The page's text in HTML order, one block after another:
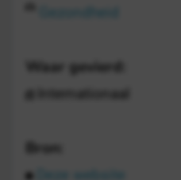
Waar gevierd:
Internationaal
Bron: